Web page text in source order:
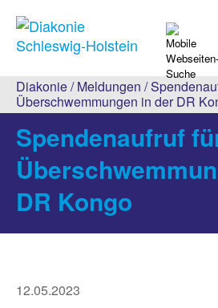
Diakonie/Meldungen /
Überschwemmungen in der DR
Spendenaufruf
DR Kongo
12.05.2023